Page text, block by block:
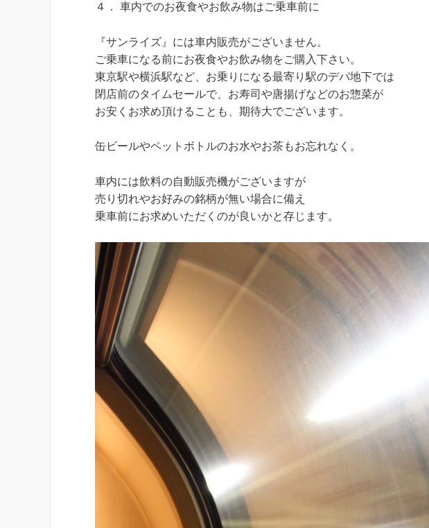
４． 車内でのお夜食やお飲み物はご乗車前に
『サンライズ』には車内販売がございません。
ご乗車になる前にお夜食やお飲み物をご購入下さい。
東京駅や横浜駅など、お乗りになる最寄り駅のデパ地下では
閉店前のタイムセールで、お寿司や唐揚げなどのお惣菜が
お安くお求め頂けることも、期待大でございます。
缶ビールやペットボトルのお水やお茶もお忘れなく。
車内には飲料の自動販売機がございますが
売り切れやお好みの銘柄が無い場合に備え
乗車前にお求めいただくのが良いかと存じます。